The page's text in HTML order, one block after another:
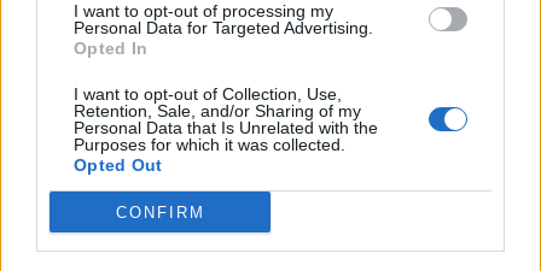
I want to opt-out of processing my
Personal Data for Targeted Advertising.
Opted In
I want to opt-out of Collection, Use,
Retention, Sale, and/or Sharing of my
Personal Data that Is Unrelated with the
Purposes for which it was collected.
Opted Out
CONFIRM